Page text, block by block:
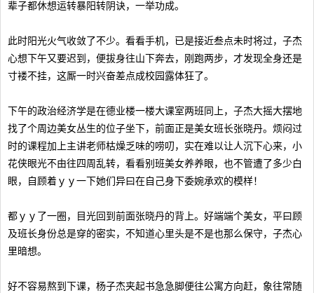
辈子都休想运转暴阳转阴诀，一举功成。
此时阳光火气收敛了不少。看看手机，已是接近叁点未时将过，子杰
心想下午又要迟到，便拔身往山下奔去，刚跑两步，才发现全身还是
寸褛不挂，这厮一时兴奋差点成校园露体狂了。
下午的政治经济学是在德业楼一楼大课室两班同上，子杰大摇大摆地
找了个周边美女丛生的位子坐下，前面正是美女班长张晓丹。烦闷过
时的课程加上主讲老师枯燥乏味的唠叨，实在难以让人沉下心来，小
花侠眼光不由往四周乱转，看看别班美女养养眼，也不管遭了多少白
眼，自顾着ｙｙ一下她们异曰在自己身下委婉承欢的模样！
都ｙｙ了一圈，目光回到前面张晓丹的背上。好端端个美女，平曰顾
及班长身份总是穿的密实，不知道心里头是不是也那么保守，子杰心
里暗想。
好不容易熬到下课，杨子杰夹起书急急脚便往公寓方向赶，象往常随